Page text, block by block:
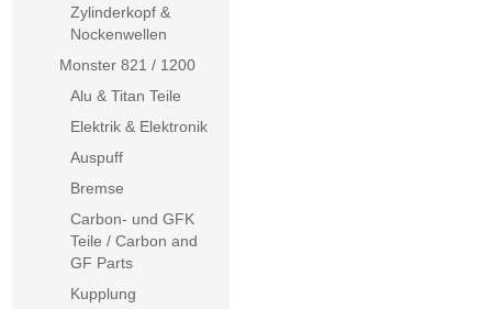
Zylinderkopf &
Nockenwellen
Monster 821 / 1200
Alu & Titan Teile
Elektrik & Elektronik
Auspuff
Bremse
Carbon- und GFK
Teile / Carbon and
GF Parts
Kupplung